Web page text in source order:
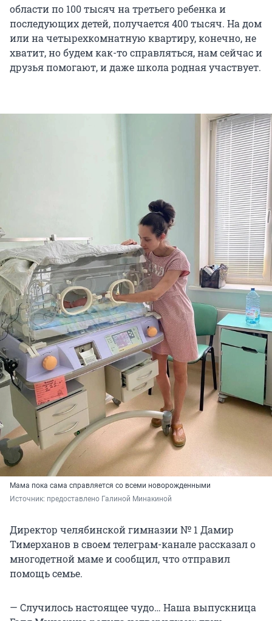
области по 100 тысяч на третьего ребенка и
последующих детей, получается 400 тысяч. На дом
или на четырехкомнатную квартиру, конечно, не
хватит, но будем как-то справляться, нам сейчас и
друзья помогают, и даже школа родная участвует.
Мама пока сама справляется со всеми новорожденными
Источник: предоставлено Галиной Минакиной
Директор челябинской гимназии № 1 Дамир
Тимерханов в своем телеграм-канале рассказал о
многодетной маме и сообщил, что отправил
помощь семье.
— Случилось настоящее чудо… Наша выпускница